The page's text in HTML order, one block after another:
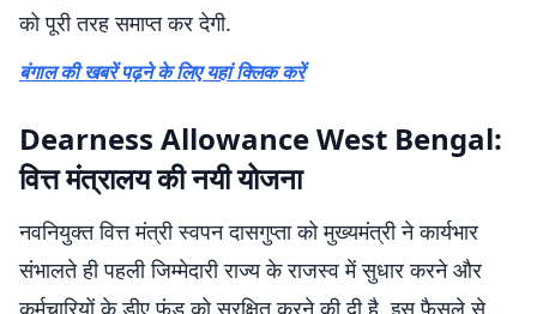
को पूरी तरह समाप्त कर देगी.
बंगाल की खबरें पढ़ने के लिए यहां क्लिक करें
Dearness Allowance West Bengal:
वित्त मंत्रालय की नयी योजना
नवनियुक्त वित्त मंत्री स्वपन दासगुप्ता को मुख्यमंत्री ने कार्यभार
संभालते ही पहली जिम्मेदारी राज्य के राजस्व में सुधार करने और
कर्मचारियों के डीए फंड को सुरक्षित करने की दी है. इस फैसले से